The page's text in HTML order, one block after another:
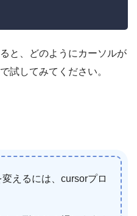
と、どのようにカーソルが
試してみてください。
えるには、cursorプロ